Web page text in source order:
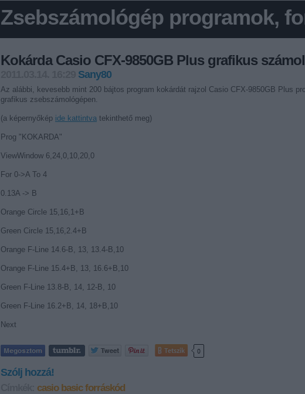
Zsebszámológép programok,
Kokárda Casio CFX-9850GB Plus grafikus
Sany80
Az alábbi, kevesebb mint 200 bájtos program kokárdát rajzol Casio CFX-9850GB Plus
grafikus zsebszámológépen.
(a képernyőkép ide kattintva tekinthető meg)
Prog "KOKARDA"
ViewWindow 6,24,0,10,20,0
For 0->A To 4
0.13A -> B
Orange Circle 15,16,1+B
Green Circle 15,16,2.4+B
Orange F-Line 14.6-B, 13, 13.4-B,10
Orange F-Line 15.4+B, 13, 16.6+B,10
Green F-Line 13.8-B, 14, 12-B, 10
Green F-Line 16.2+B, 14, 18+B,10
Next
Tetszik 0
Szólj hozzá!
casio basic forráskód